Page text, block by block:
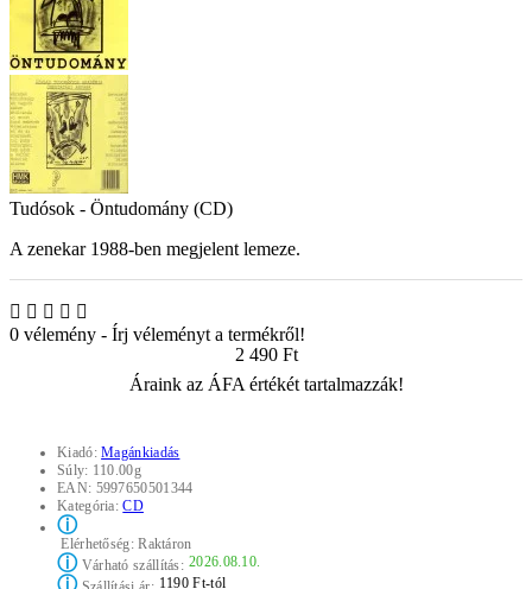
Tudósok - Öntudomány (CD)
A zenekar 1988-ben megjelent lemeze.
0 vélemény - Írj véleményt a termékről!
2 490 Ft
Áraink az ÁFA értékét tartalmazzák!
Kiadó:Magánkiadás
Súly: 110.00g
EAN: 5997650501344
Kategória:CD
ⓘ
Elérhetőség:Raktáron
ⓘVárható szállítás: 2026.08.10.
1190 Ft-tól